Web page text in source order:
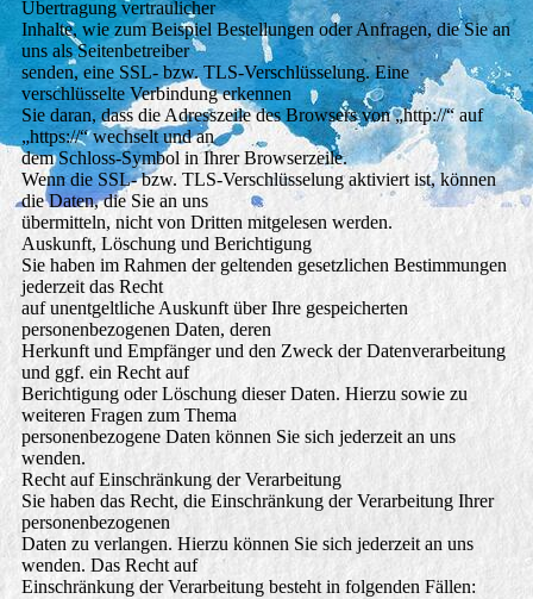
Übertragung vertraulicher
Inhalte, wie zum Beispiel Bestellungen oder Anfragen, die Sie an
uns als Seitenbetreiber
senden, eine SSL- bzw. TLS-Verschlüsselung. Eine
verschlüsselte Verbindung erkennen
Sie daran, dass die Adresszeile des Browsers von „http://“ auf
„https://“ wechselt und an
dem Schloss-Symbol in Ihrer Browserzeile.
Wenn die SSL- bzw. TLS-Verschlüsselung aktiviert ist, können
die Daten, die Sie an uns
übermitteln, nicht von Dritten mitgelesen werden.
Auskunft, Löschung und Berichtigung
Sie haben im Rahmen der geltenden gesetzlichen Bestimmungen
jederzeit das Recht
auf unentgeltliche Auskunft über Ihre gespeicherten
personenbezogenen Daten, deren
Herkunft und Empfänger und den Zweck der Datenverarbeitung
und ggf. ein Recht auf
Berichtigung oder Löschung dieser Daten. Hierzu sowie zu
weiteren Fragen zum Thema
personenbezogene Daten können Sie sich jederzeit an uns
wenden.
Recht auf Einschränkung der Verarbeitung
Sie haben das Recht, die Einschränkung der Verarbeitung Ihrer
personenbezogenen
Daten zu verlangen. Hierzu können Sie sich jederzeit an uns
wenden. Das Recht auf
Einschränkung der Verarbeitung besteht in folgenden Fällen: